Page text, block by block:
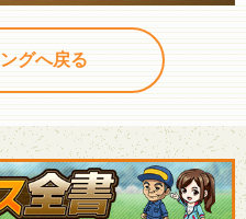
グへ戻る